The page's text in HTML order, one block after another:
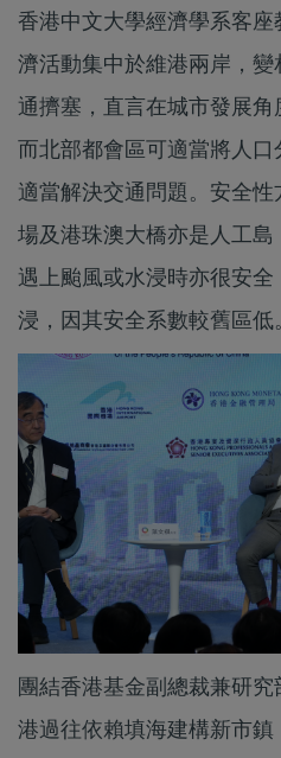
香港中文大學經濟學系客
濟活動集中於維港兩岸，
通擠塞，直言在城市發展角
而北部都會區可適當將人
適當解決交通問題。安全
場及港珠澳大橋亦是人工
遇上颱風或水浸時亦很安
浸，因其安全系數較舊區低
團結香港基金副總裁兼研
港過往依賴填海建構新市